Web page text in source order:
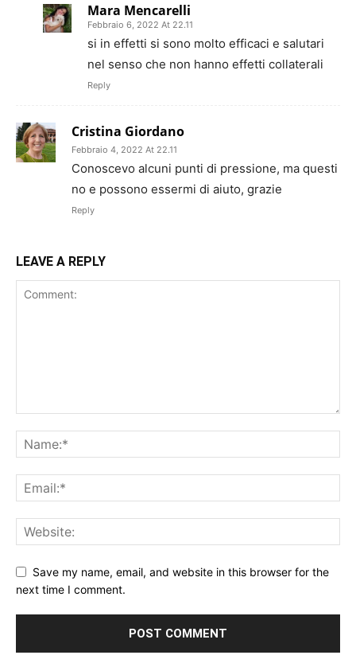
Mara Mencarelli
Febbraio 6, 2022 At 22.11
si in effetti si sono molto efficaci e salutari
nel senso che non hanno effetti collaterali
Reply
Cristina Giordano
Febbraio 4, 2022 At 22.11
Conoscevo alcuni punti di pressione, ma questi
no e possono essermi di aiuto, grazie
Reply
LEAVE A REPLY
Save my name, email, and website in this browser for the
next time I comment.